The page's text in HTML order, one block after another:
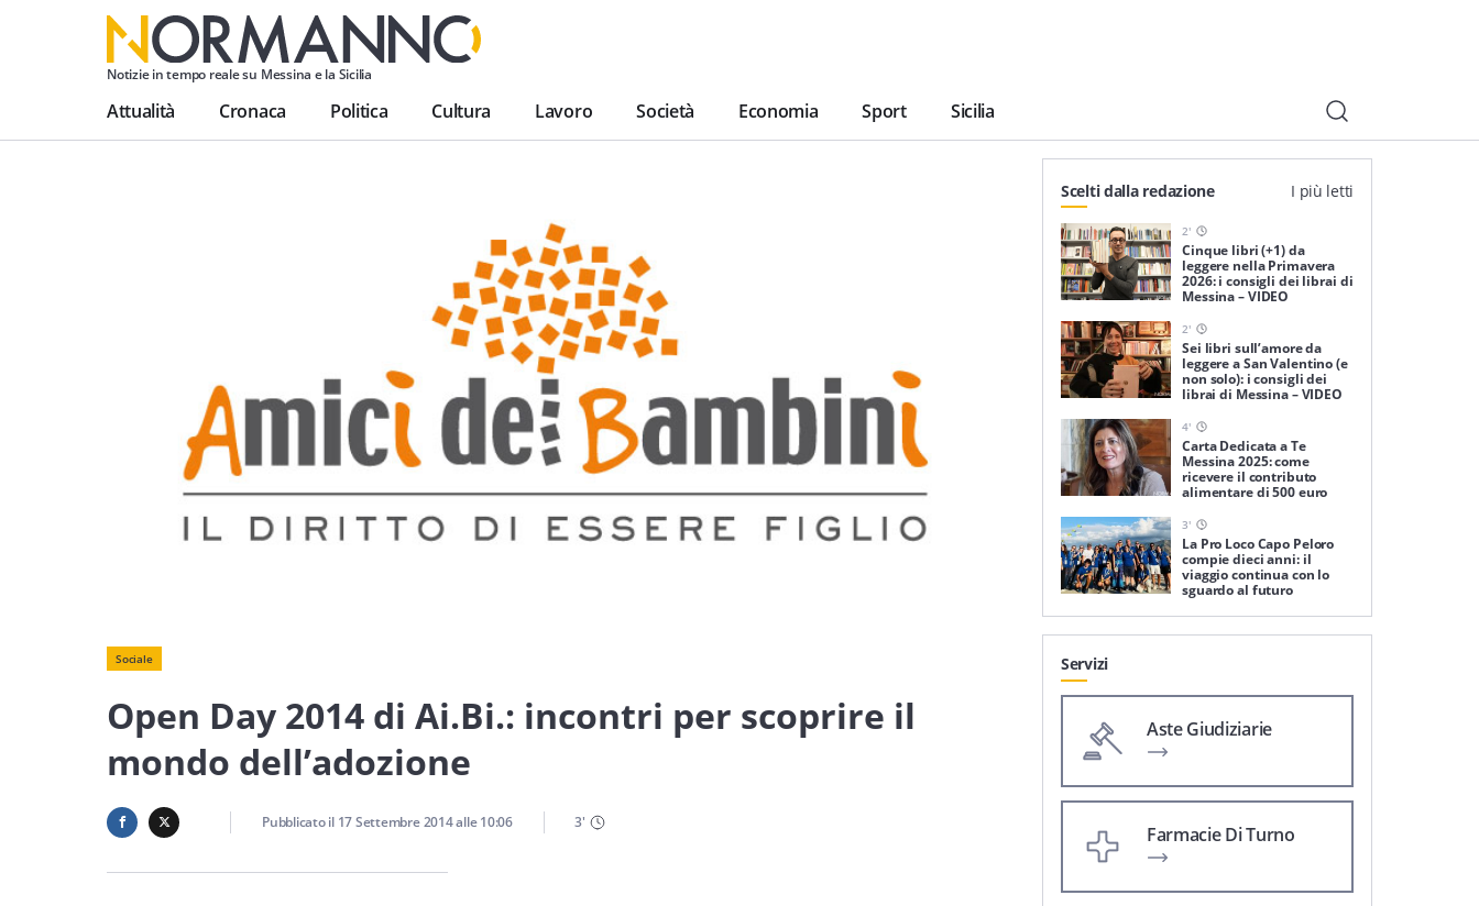
Notizie in tempo reale su Messina e la Sicilia
Attualità Cronaca Politica Cultura Lavoro Società Economia Sport Sicilia
Sociale
Open Day 2014 di Ai.Bi.: incontri per scoprire il
mondo dell’adozione
Pubblicato il 17 Settembre 2014alle10:06 3'
Scelti dalla redazione I più letti
2'
Cinque libri (+1) da
leggere nella Primavera
2026: i consigli dei librai di
Messina – VIDEO
2'
Sei libri sull’amore da
leggere a San Valentino (e
non solo): i consigli dei
librai di Messina – VIDEO
4'
Carta Dedicata a Te
Messina 2025: come
ricevere il contributo
alimentare di 500 euro
3'
La Pro Loco Capo Peloro
compie dieci anni: il
viaggio continua con lo
sguardo al futuro
Servizi
Aste Giudiziarie
Farmacie Di Turno